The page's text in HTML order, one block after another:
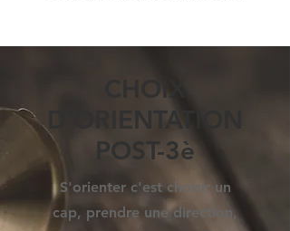
CHOIX
D'ORIENTATION
POST-3è
S'orienter c'est choisir un
cap, prendre une direction,